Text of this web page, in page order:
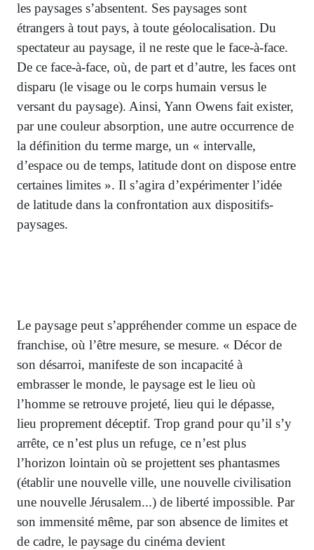
les paysages s’absentent. Ses paysages sont
étrangers à tout pays, à toute géolocalisation. Du
spectateur au paysage, il ne reste que le face-à-face.
De ce face-à-face, où, de part et d’autre, les faces ont
disparu (le visage ou le corps humain versus le
versant du paysage). Ainsi, Yann Owens fait exister,
par une couleur absorption, une autre occurrence de
la définition du terme marge, un « intervalle,
d’espace ou de temps, latitude dont on dispose entre
certaines limites ». Il s’agira d’expérimenter l’idée
de latitude dans la confrontation aux dispositifs-
paysages.
Le paysage peut s’appréhender comme un espace de
franchise, où l’être mesure, se mesure. « Décor de
son désarroi, manifeste de son incapacité à
embrasser le monde, le paysage est le lieu où
l’homme se retrouve projeté, lieu qui le dépasse,
lieu proprement déceptif. Trop grand pour qu’il s’y
arrête, ce n’est plus un refuge, ce n’est plus
l’horizon lointain où se projettent ses phantasmes
(établir une nouvelle ville, une nouvelle civilisation
une nouvelle Jérusalem...) de liberté impossible. Par
son immensité même, par son absence de limites et
de cadre, le paysage du cinéma devient